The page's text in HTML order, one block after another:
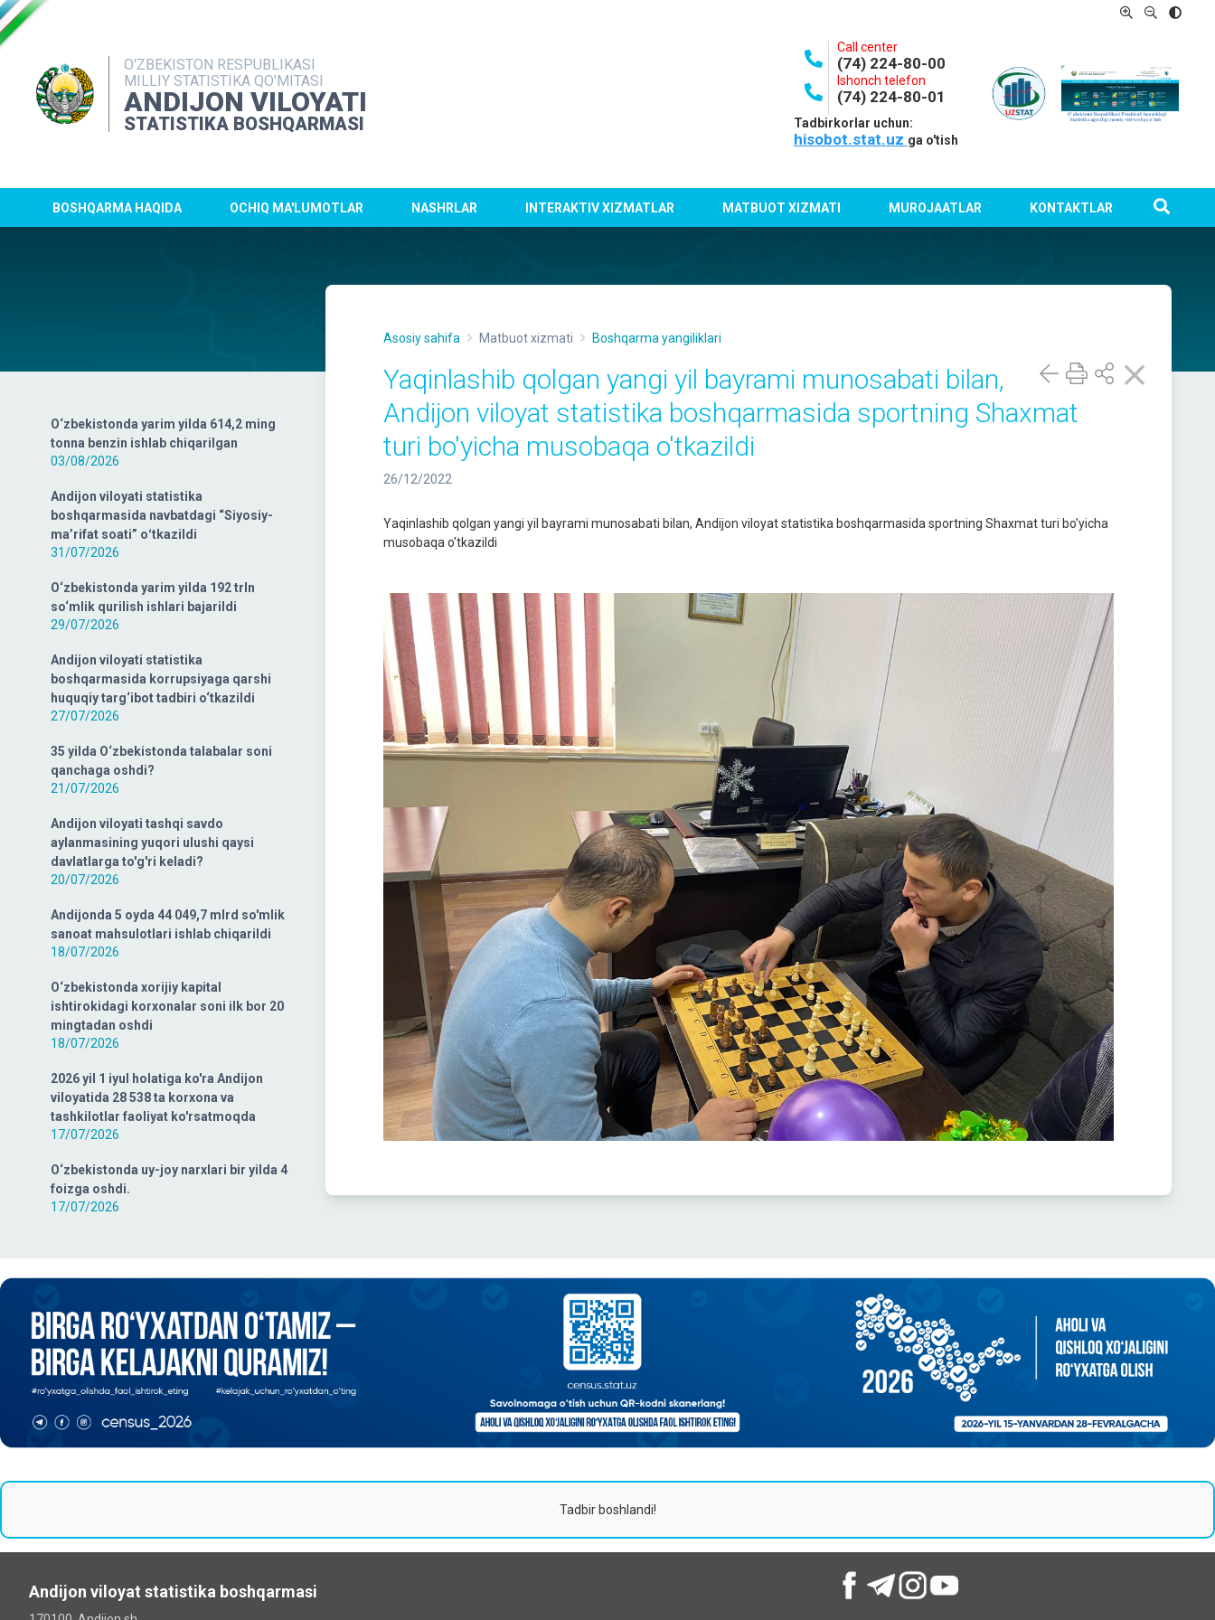
O'ZBEKISTON RESPUBLIKASI
MILLIY STATISTIKA QO'MITASI
ANDIJON VILOYATI
STATISTIKA BOSHQARMASI
Call center
(74) 224-80-00
Ishonch telefon
(74) 224-80-01
Tadbirkorlar uchun:
hisobot.stat.uz ga o'tish
BOSHQARMA HAQIDA OCHIQ MA'LUMOTLAR NASHRLAR INTERAKTIV XIZMATLAR MATBUOT XIZMATI MUROJAATLAR KONTAKTLAR
O‘zbekistonda yarim yilda 614,2 ming
tonna benzin ishlab chiqarilgan
03/08/2026
Andijon viloyati statistika
boshqarmasida navbatdagi “Siyosiy-
ma’rifat soati” oʻtkazildi
31/07/2026
O‘zbekistonda yarim yilda 192 trln
so‘mlik qurilish ishlari bajarildi
29/07/2026
Andijon viloyati statistika
boshqarmasida korrupsiyaga qarshi
huquqiy targ‘ibot tadbiri o‘tkazildi
27/07/2026
35 yilda O‘zbekistonda talabalar soni
qanchaga oshdi?
21/07/2026
Andijon viloyati tashqi savdo
aylanmasining yuqori ulushi qaysi
davlatlarga to'g'ri keladi?
20/07/2026
Andijonda 5 oyda 44 049,7 mlrd so'mlik
sanoat mahsulotlari ishlab chiqarildi
18/07/2026
O‘zbekistonda xorijiy kapital
ishtirokidagi korxonalar soni ilk bor 20
mingtadan oshdi
18/07/2026
2026 yil 1 iyul holatiga ko'ra Andijon
viloyatida 28 538 ta korxona va
tashkilotlar faoliyat ko'rsatmoqda
17/07/2026
O‘zbekistonda uy-joy narxlari bir yilda 4
foizga oshdi.
17/07/2026
Asosiy sahifa Matbuot xizmati Boshqarma yangiliklari
Yaqinlashib qolgan yangi yil bayrami munosabati bilan,
Andijon viloyat statistika boshqarmasida sportning Shaxmat
turi bo'yicha musobaqa o'tkazildi
26/12/2022
Yaqinlashib qolgan yangi yil bayrami munosabati bilan, Andijon viloyat statistika boshqarmasida sportning Shaxmat turi bo'yicha
musobaqa o'tkazildi
Tadbir boshlandi!
Andijon viloyat statistika boshqarmasi